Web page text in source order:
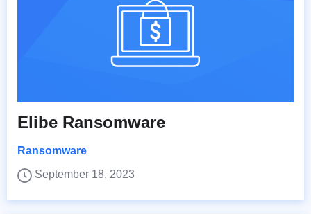
Elibe Ransomware
Ransomware
September 18, 2023